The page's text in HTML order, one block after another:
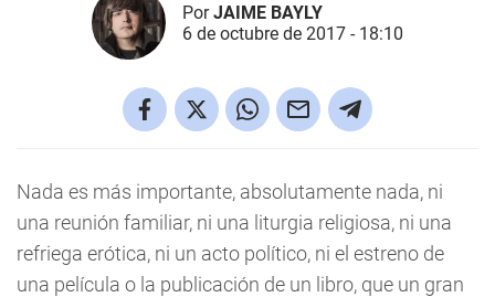
PorJAIME BAYLY
6 de octubre de 2017 - 18:10
Nada es más importante, absolutamente nada, ni
una reunión familiar, ni una liturgia religiosa, ni una
refriega erótica, ni un acto político, ni el estreno de
una película o la publicación de un libro, que un gran